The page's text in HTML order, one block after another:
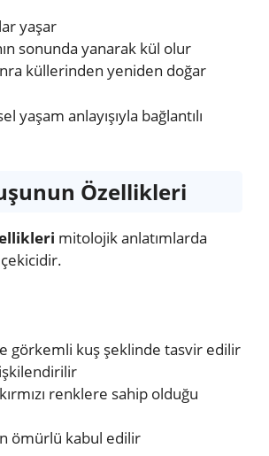
yaşar
sonunda yanarak kül olur
küllerinden yeniden doğar
yaşam anlayışıyla bağlantılı
Özellikleri
mitolojik anlatımlarda
görkemli kuş şeklinde tasvir edilir
renklere sahip olduğu
ömürlü kabul edilir